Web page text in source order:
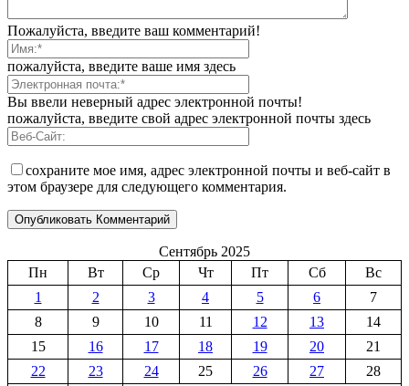
Пожалуйста, введите ваш комментарий!
пожалуйста, введите ваше имя здесь
Вы ввели неверный адрес электронной почты!
пожалуйста, введите свой адрес электронной почты здесь
сохраните мое имя, адрес электронной почты и веб-сайт в
этом браузере для следующего комментария.
Сентябрь 2025
Пн
Вт Ср Чт Пт Сб
Вс
1
2 3 4 5 6
7
8
9 10 11 12 13
14
15
16 17 18 19 20
21
22
23 24 25 26 27
28